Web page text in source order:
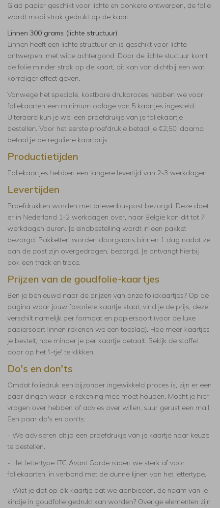
Glad papier geschikt voor lichte en donkere ontwerpen, de folie
wordt mooi strak gedrukt op de kaart.
Linnen 300 grams (lichte structuur)
Linnen heeft een lichte structuur en is geschikt voor lichte
ontwerpen, met witte achtergond. Door de lichte stuctuur komt
de folie minder strak op de kaart, dit kan van dichtbij een wat
korreliger effect geven.
Vanwege het speciale, kostbare drukproces hebben we voor
foliekaarten een minimum oplage van 5 kaartjes ingesteld.
Uiteraard kun je wel een proefdrukje van je foliekaartje
bestellen. Voor het eerste proefdrukje betaal je €2,50, daarna
betaal je de reguliere kaartprijs.
Productietijden
Foliekaartjes hebben een langere levertijd van 2-3 werkdagen.
Levertijden
Proefdrukken worden met brievenbuspost bezorgd. Deze doet
er in Nederland 1-2 werkdagen over, naar België kan dit tot 7
werkdagen duren. Je eindbestelling wordt in een pakket
bezorgd. Pakketten worden doorgaans binnen 1 dag nadat ze
aan de post zijn overgedragen, bezorgd. Je ontvangt hierbij
ook een track en trace.
Prijzen van de goudfolie-kaartjes
Ben je benieuwd naar de prijzen van onze foliekaartjes? Op de
pagina waar jouw favoriete kaartje staat, vind je de prijs, deze
verschilt namelijk per formaat en papiersoort (voor de luxe
papiersoort linnen rekenen we een toeslag). Hoe meer kaartjes
je bestelt, hoe minder je per kaartje betaalt. Bekijk de staffel
door op het 'i-tje' te klikken.
Do's en don'ts
Omdat foliedruk een bijzonder ingewikkeld proces is, zijn er een
paar dingen waar je rekening mee moet houden. Mocht je hier
vragen over hebben of advies over willen, suur gerust een mail.
Een paar do's en don'ts:
- We adviseren altijd een proefdrukje van je kaartje naar keuze
te bestellen.
- Het lettertype ITC Avant Garde raden we sterk af voor
foliekaarten, in verband met de dunne lijnen van het lettertype.
- Wist je dat op élk kaartje dat we aanbieden, de naam van je
kindje in goudfolie gedrukt kan worden? Overige elementen zijn